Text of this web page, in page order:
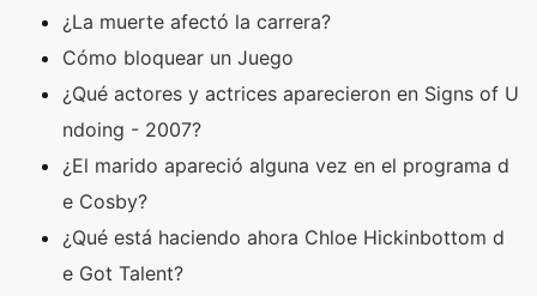
¿La muerte afectó la carrera?
Cómo bloquear un Juego
¿Qué actores y actrices aparecieron en Signs of U
ndoing - 2007?
¿El marido apareció alguna vez en el programa d
e Cosby?
¿Qué está haciendo ahora Chloe Hickinbottom d
e Got Talent?